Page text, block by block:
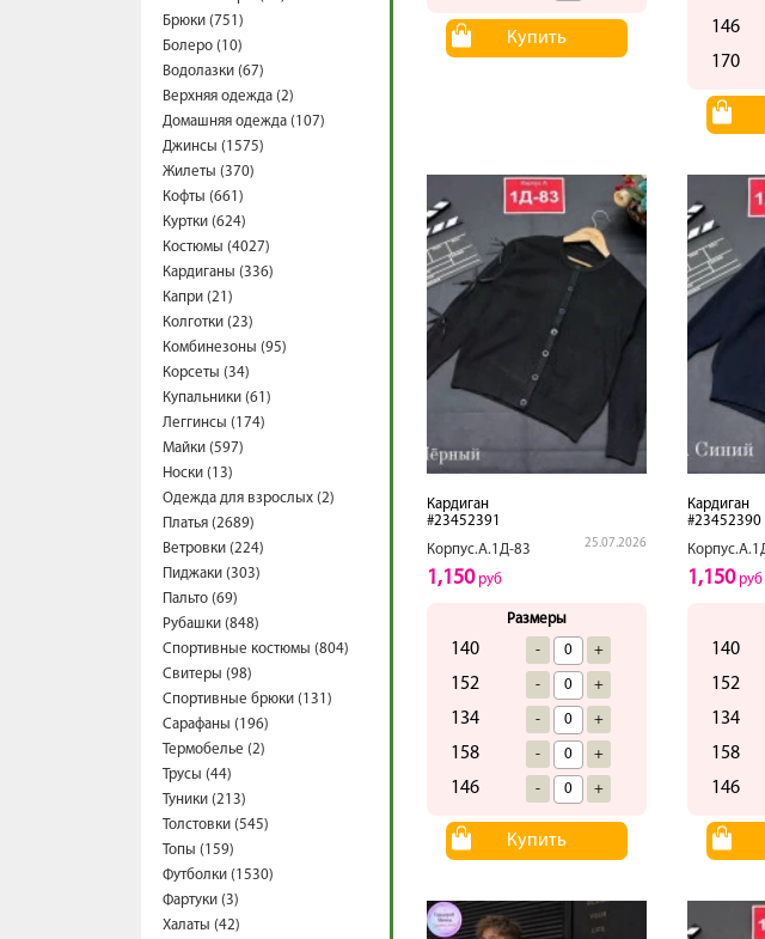
Брюки (751)
Болеро (10)
Водолазки (67)
Верхняя одежда (2)
Домашняя одежда (107)
Джинсы (1575)
Жилеты (370)
Кофты (661)
Куртки (624)
Костюмы (4027)
Кардиганы (336)
Капри (21)
Колготки (23)
Комбинезоны (95)
Корсеты (34)
Купальники (61)
Леггинсы (174)
Майки (597)
Носки (13)
Одежда для взрослых (2)
Платья (2689)
Ветровки (224)
Пиджаки (303)
Пальто (69)
Рубашки (848)
Спортивные костюмы (804)
Свитеры (98)
Спортивные брюки (131)
Сарафаны (196)
Термобелье (2)
Трусы (44)
Туники (213)
Толстовки (545)
Топы (159)
Футболки (1530)
Фартуки (3)
Халаты (42)
Купить
146
170
Кардиган
#23452391
Корпус.А.1Д-83
25.07.2026
1,150руб
Размеры
140 - +
152 - +
134 - +
158 - +
146 - +
Купить
Кардиган
#23452390
1,150руб
140
152
134
158
146